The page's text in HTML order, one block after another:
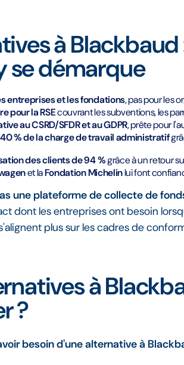
à Blackbaud
se démarque
entreprises et les fondations, pas pour les
pour la RSEcouvrant les subventions, les
au CSRD/SFDR et au GDPR, prête pour
% de la charge de travail administratif
des clients de 94 %grâce à un retour
et laFondation Michelinlui font
une plateforme de collecte de
dont les entreprises ont besoin
plus sur les cadres de
à
?
besoin d'une alternative à